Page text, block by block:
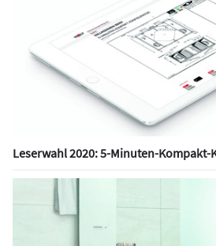
Leserwahl 2020: 5-Minuten-